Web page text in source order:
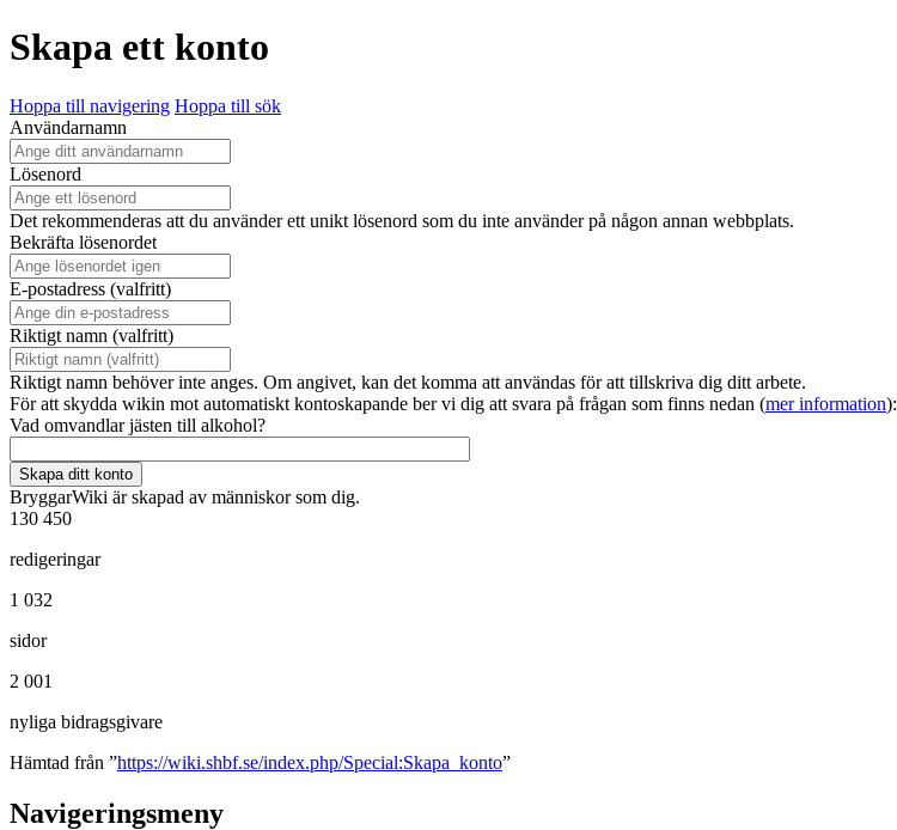
Skapa ett konto
Hoppa till navigering Hoppa till sök
Användarnamn
Lösenord
Det rekommenderas att du använder ett unikt lösenord som du inte använder på någon annan webbplats.
Bekräfta lösenordet
E-postadress (valfritt)
Riktigt namn (valfritt)
Riktigt namn behöver inte anges. Om angivet, kan det komma att användas för att tillskriva dig ditt arbete.
För att skydda wikin mot automatiskt kontoskapande ber vi dig att svara på frågan som finns nedan (mer information):
Vad omvandlar jästen till alkohol?
Skapa ditt konto
BryggarWiki är skapad av människor som dig.
130 450
redigeringar
1 032
sidor
2 001
nyliga bidragsgivare
Hämtad från ”https://wiki.shbf.se/index.php/Special:Skapa_konto”
Navigeringsmeny